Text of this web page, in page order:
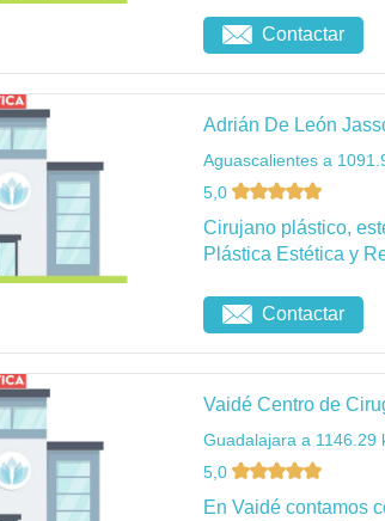
Contactar
Adrián De León
Aguascalientes a
5,0
Cirujano plástico,
Plástica Estética y
Contactar
Vaidé Centro de
Guadalajara a 1146.29
5,0
En Vaidé contamos